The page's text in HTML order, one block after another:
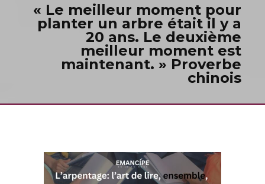
« Le meilleur moment pour
planter un arbre était il y a
20 ans. Le deuxième
meilleur moment est
maintenant. » Proverbe
chinois